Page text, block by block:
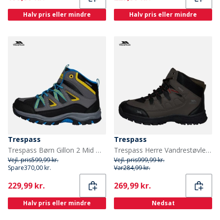
Halv pris eller mindre Halv pris eller mindre
Trespass
Trespass Børn Gillon 2 Mid Waterproof Vandrestøvler Sort
Vejl. pris599,99 kr.
Spare370,00 kr.
Current
229,99 kr.
Halv pris eller mindre
Trespass
Trespass Herre Vandrestøvler Brun
Vejl. pris999,99 kr.
Var284,99 kr.
Current
269,99 kr.
Nedsat